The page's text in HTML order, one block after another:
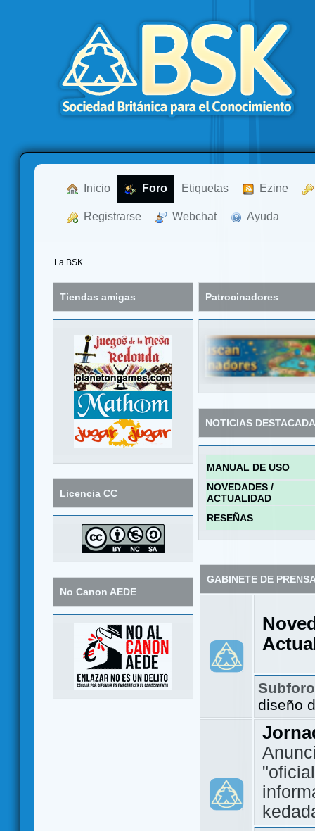
Inicio Foro Etiquetas Ezine
Registrarse Webchat Ayuda
La BSK
Tiendas amigas
Licencia CC
No Canon AEDE
Patrocinadores
NOTICIAS
MANUAL DE USO
NOVEDADES /
ACTUALIDAD
RESEÑAS
GABINETE DE
diseño